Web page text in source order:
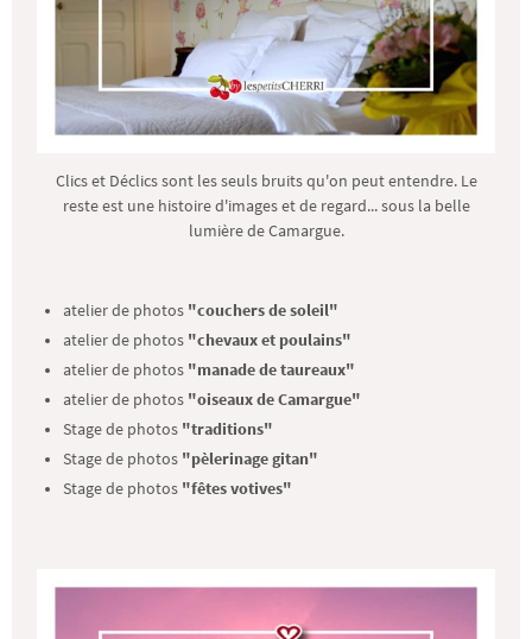
Clics et Déclics sont les seuls bruits qu'on peut entendre. Le
reste est une histoire d'images et de regard... sous la belle
lumière de Camargue.
atelier de photos "couchers de soleil"
atelier de photos "chevaux et poulains"
atelier de photos "manade de taureaux"
atelier de photos "oiseaux de Camargue"
Stage de photos "traditions"
Stage de photos "pèlerinage gitan"
Stage de photos "fêtes votives"